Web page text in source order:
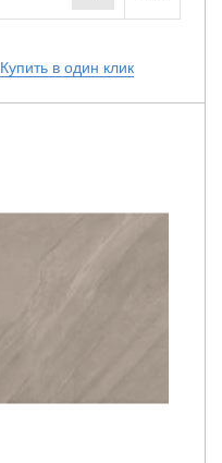
Купить в один клик